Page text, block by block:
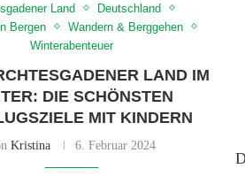
Land
Deutschland
Bergen
Wandern & Berggehen
Winterabenteuer
LAND IM
DIE SCHÖNSTEN
MIT KINDERN
Kristina 6. Februar 2024